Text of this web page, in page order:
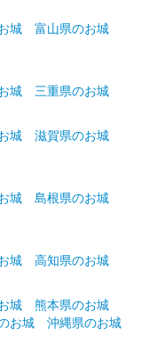
城
富山県のお城
城
三重県のお城
城
滋賀県のお城
城
島根県のお城
城
高知県のお城
城
熊本県のお城
お城 沖縄県のお城